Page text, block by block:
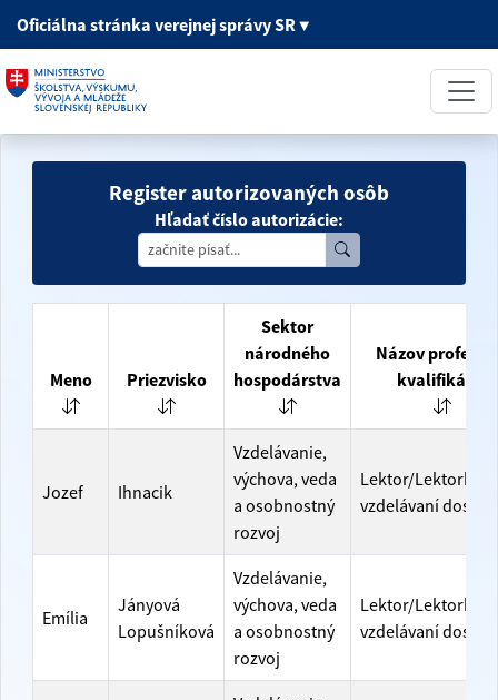
Oficiálna stránka verejnej správy SR▼
Register autorizovaných osôb
Hľadať číslo autorizácie:
Meno Priezvisko
Sektor
národného
hospodárstva
Názov
kvalifikácie
Jozef Ihnacik
Vzdelávanie,
výchova, veda
a osobnostný
rozvoj
Lektor/Lektorka
vzdelávaní
Emília
Jányová
Lopušníková
Vzdelávanie,
výchova, veda
a osobnostný
rozvoj
Lektor/Lektorka
vzdelávaní